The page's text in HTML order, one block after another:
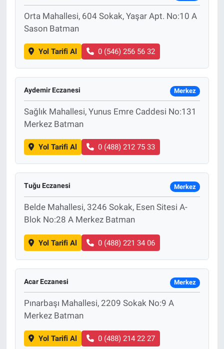
Orta Mahallesi, 604 Sokak, Yaşar Apt. No:10 A
Sason Batman
Yol Tarifi Al 0 (546) 256 56 32
Aydemir Eczanesi Merkez
Sağlık Mahallesi, Yunus Emre Caddesi No:131
Merkez Batman
Yol Tarifi Al 0 (488) 212 75 33
Tuğu Eczanesi Merkez
Belde Mahallesi, 3246 Sokak, Esen Sitesi A-
Blok No:28 A Merkez Batman
Yol Tarifi Al 0 (488) 221 34 06
Acar Eczanesi Merkez
Pınarbaşı Mahallesi, 2209 Sokak No:9 A
Merkez Batman
Yol Tarifi Al 0 (488) 214 22 27